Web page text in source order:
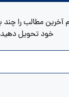
آخرین مطالب را چند
خود تحویل